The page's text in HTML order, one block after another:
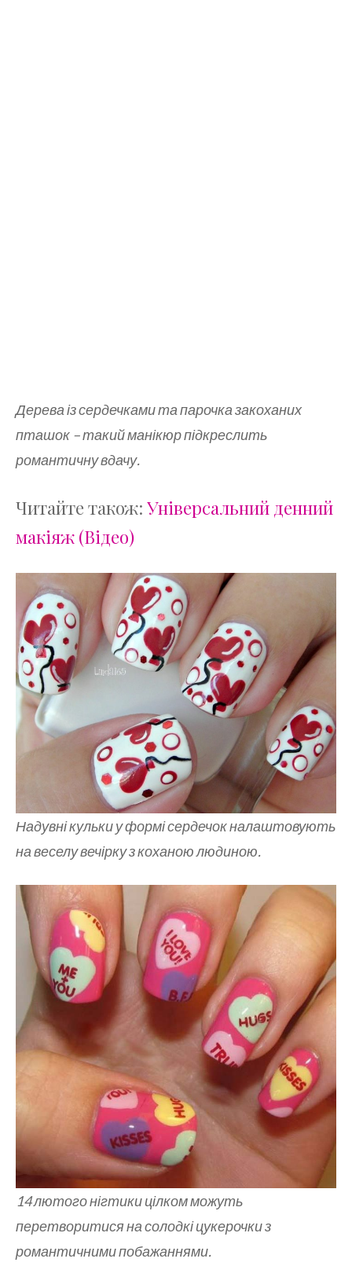
Дерева із сердечками та парочка закоханих
пташок – такий манікюр підкреслить
романтичну вдачу.
Читайте також: Універсальний денний
макіяж (Відео)
Надувні кульки у формі сердечок налаштовують
на веселу вечірку з коханою людиною.
14 лютого нігтики цілком можуть
перетворитися на солодкі цукерочки з
романтичними побажаннями.